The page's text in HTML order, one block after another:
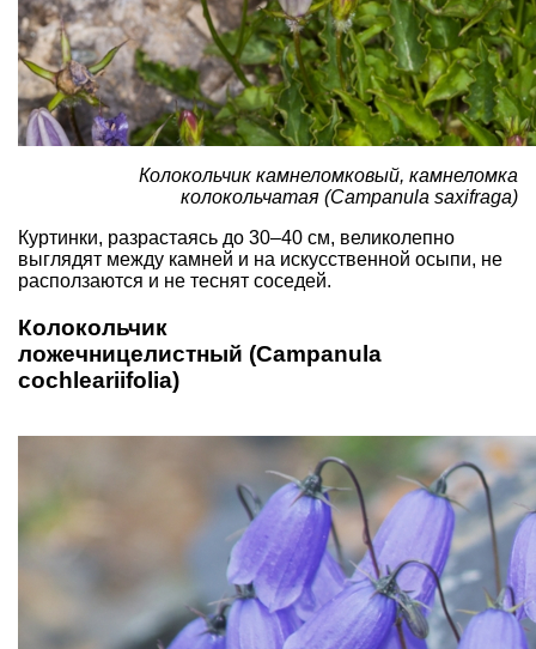
Колокольчик камнеломковый, камнеломка
колокольчатая (Campanula saxifraga)
Куртинки, разрастаясь до 30–40 см, великолепно
выглядят между камней и на искусственной осыпи, не
расползаются и не теснят соседей.
Колокольчик
ложечницелистный (Campanula
cochleariifolia)